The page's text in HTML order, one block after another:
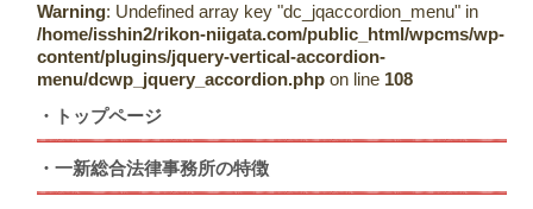
Warning: Undefined array key "dc_jqaccordion_menu" in
/home/isshin2/rikon-niigata.com/public_html/wpcms/wp-
content/plugins/jquery-vertical-accordion-
menu/dcwp_jquery_accordion.php on line 108
トップページ
一新総合法律事務所の特徴